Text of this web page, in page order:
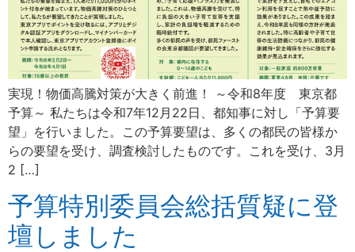
実現！物価高騰対策が大きく前進！ ～令和8年度 東京都
予算～ 私たちは令和7年12月22日、都知事に対し「予算要
望」を行いました。この予算要望は、多くの都民の皆様か
らの要望を受け、調査検討したものです。これを受け、3月
2 […]
予算特別委員会総括質疑に登
壇しました